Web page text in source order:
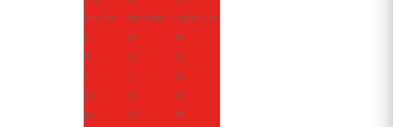
Baby look
Altura (cm)
Largura (cm)
P
60
38
M
62
42
G
65
44
GG
67
46
EG
70 48